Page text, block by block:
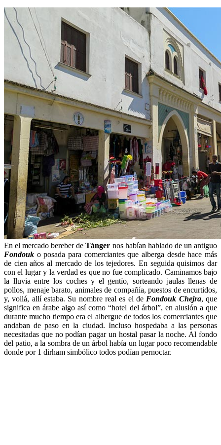
En el mercado bereber deTánger nos habían hablado de un antiguo
Fondouk o posada para comerciantes que alberga desde hace más
de cien años al mercado de los tejedores. En seguida quisimos dar
con el lugar y la verdad es que no fue complicado. Caminamos bajo
la lluvia entre los coches y el gentío, sorteando jaulas llenas de
pollos, menaje barato, animales de compañía, puestos de encurtidos,
y, voilá, allí estaba. Su nombre real es el deFondouk Chejra, que
significa en árabe algo así como “hotel del árbol”, en alusión a que
durante mucho tiempo era el albergue de todos los comerciantes que
andaban de paso en la ciudad. Incluso hospedaba a las personas
necesitadas que no podían pagar un hostal pasar la noche. Al fondo
del patio, a la sombra de un árbol había un lugar poco recomendable
donde por 1 dirham simbólico todos podían pernoctar.